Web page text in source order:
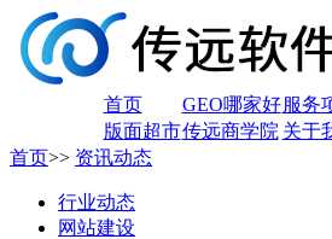
首页 GEO哪家好 服务
版面超市传远商学院 关于
首页>> 资讯动态
行业动态
网站建设